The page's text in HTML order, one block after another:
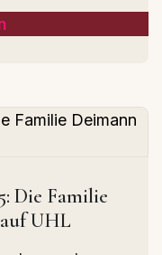
Die Familie
UHL